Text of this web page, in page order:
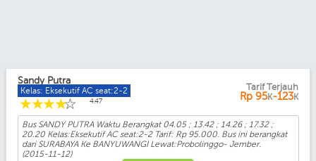
Sandy Putra
Kelas: Eksekutif AC seat:2-2
☆
☆
☆
☆
☆ 4.47
Tarif Terjauh
Rp 95K-123K
Bus SANDY PUTRA Waktu Berangkat 04.05 ; 13.42 ; 14.26 ; 17.32 ;
20.20 Kelas:Eksekutif AC seat:2-2 Tarif: Rp 95.000. Bus ini berangkat
dari SURABAYA Ke BANYUWANGI Lewat:Probolinggo- Jember.
(2015-11-12)